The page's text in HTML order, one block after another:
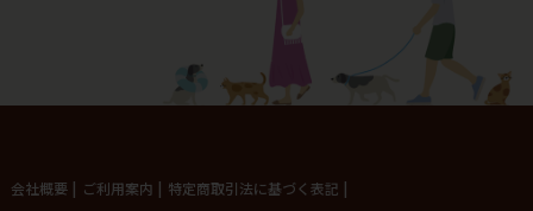
会社概要 | ご利用案内 | 特定商取引法に基づく表記 |